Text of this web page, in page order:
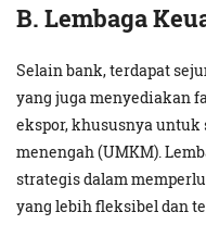
B. Lembaga
Selain bank, terdapat
yang juga menyediakan
ekspor, khususnya
menengah (UMKM).
strategis dalam
yang lebih fleksibel dan